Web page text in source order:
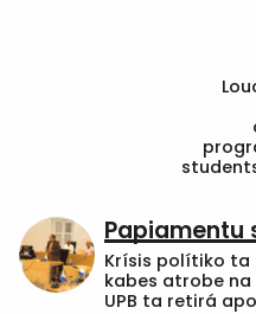
Papiamentu
Krísis polítiko ta
kabes atrobe na
UPB ta retirá